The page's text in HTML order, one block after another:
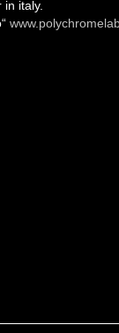
italy.